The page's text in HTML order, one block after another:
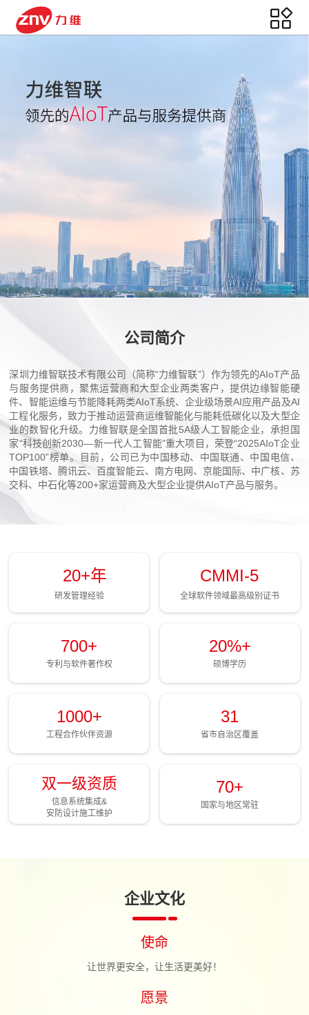
公司简介
深圳力维智联技术有限公司（简称“力维智联”）作为领先的AIoT产品
与服务提供商，聚焦运营商和大型企业两类客户，提供边缘智能硬
件、智能运维与节能降耗两类AIoT系统、企业级场景AI应用产品及AI
工程化服务，致力于推动运营商运维智能化与能耗低碳化以及大型企
业的数智化升级。力维智联是全国首批5A级人工智能企业，承担国
家“科技创新2030—新一代人工智能”重大项目，荣登“2025AIoT企业
TOP100”榜单。目前，公司已为中国移动、中国联通、中国电信、
中国铁塔、腾讯云、百度智能云、南方电网、京能国际、中广核、苏
交科、中石化等200+家运营商及大型企业提供AIoT产品与服务。
20+年
研发管理经验
CMMI-5
全球软件领域最高级别证书
700+
专利与软件著作权
20%+
硕博学历
1000+
工程合作伙伴资源
31
省市自治区覆盖
双一级资质
信息系统集成&
安防设计施工维护
70+
国家与地区常驻
企业文化
使命
让世界更安全，让生活更美好！
愿景